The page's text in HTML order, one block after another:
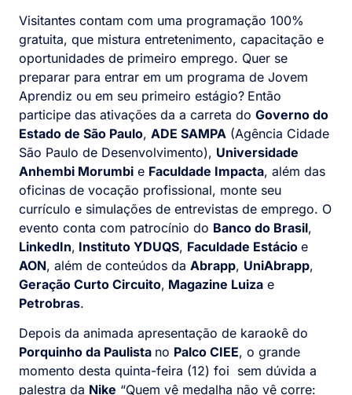
Visitantes contam com uma programação 100%
gratuita, que mistura entretenimento, capacitação e
oportunidades de primeiro emprego. Quer se
preparar para entrar em um programa de Jovem
Aprendiz ou em seu primeiro estágio? Então
participe das ativações da a carreta do Governo do
Estado de São Paulo, ADE SAMPA (Agência Cidade
São Paulo de Desenvolvimento), Universidade
Anhembi Morumbi e Faculdade Impacta, além das
oficinas de vocação profissional, monte seu
currículo e simulações de entrevistas de emprego. O
evento conta com patrocínio do Banco do Brasil,
LinkedIn, Instituto YDUQS, Faculdade Estácio e
AON, além de conteúdos da Abrapp, UniAbrapp,
Geração Curto Circuito, Magazine Luiza e
Petrobras.
Depois da animada apresentação de karaokê do
Porquinho da Paulista no Palco CIEE, o grande
momento desta quinta-feira (12) foi sem dúvida a
palestra da Nike “Quem vê medalha não vê corre: